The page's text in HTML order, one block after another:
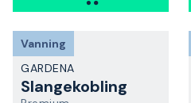
Vanning
GARDENA
Slangekobling